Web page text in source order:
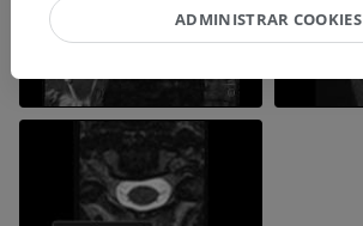
ADMINISTRAR COOKIES